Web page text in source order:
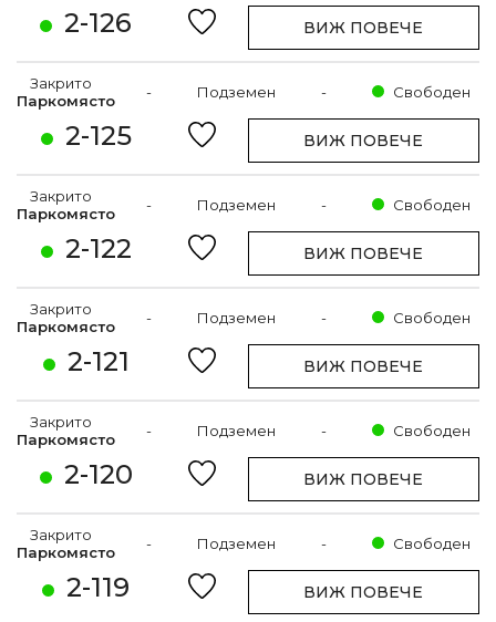
2-126 ВИЖ ПОВЕЧЕ
2-125
Закрито
Паркомясто
- Подземен - Свободен
ВИЖ ПОВЕЧЕ
2-122
Закрито
Паркомясто
- Подземен - Свободен
ВИЖ ПОВЕЧЕ
2-121
Закрито
Паркомясто
- Подземен - Свободен
ВИЖ ПОВЕЧЕ
2-120
Закрито
Паркомясто
- Подземен - Свободен
ВИЖ ПОВЕЧЕ
2-119
Закрито
Паркомясто
- Подземен - Свободен
ВИЖ ПОВЕЧЕ